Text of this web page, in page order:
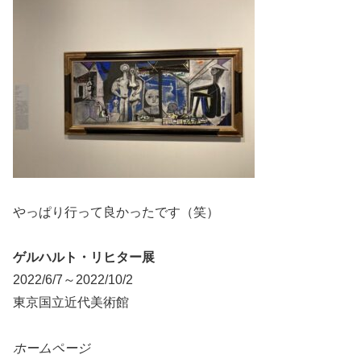
やっぱり行って良かったです（笑）
ゲルハルト・リヒター展
2022/6/7～2022/10/2
東京国立近代美術館
ホームページ